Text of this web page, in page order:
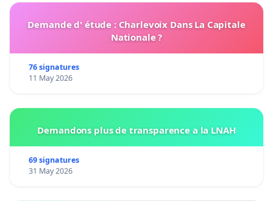
Demande d' étude : Charlevoix Dans La Capitale
Nationale ?
76 signatures
11 May 2026
Demandons plus de transparence a la LNAH
69 signatures
31 May 2026